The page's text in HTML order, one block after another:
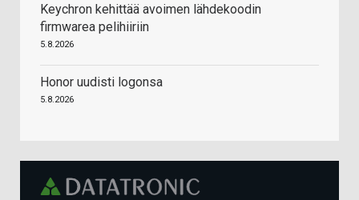
Keychron kehittää avoimen lähdekoodin
firmwarea pelihiiriin
5.8.2026
Honor uudisti logonsa
5.8.2026